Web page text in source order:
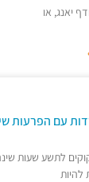
יאנג, או
עם הפרעות
לתשע שעות
להיות